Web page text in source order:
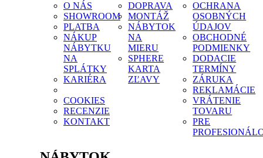
O NÁS
SHOWROOM
PLATBA
NÁKUP
NÁBYTKU
NA
SPLÁTKY
KARIÉRA
COOKIES
RECENZIE
KONTAKT
DOPRAVA
MONTÁŽ
NÁBYTOK
NA
MIERU
SPHERE
KARTA
ZĽAVY
OCHRANA
OSOBNÝCH
ÚDAJOV
OBCHODNÉ
PODMIENKY
DODACIE
TERMÍNY
ZÁRUKA
REKLAMÁCIE
VRÁTENIE
TOVARU
PRE